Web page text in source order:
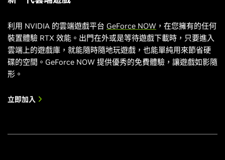
利用 NVIDIA 的雲端遊戲平台 GeForce NOW ，在您擁有的任何
裝置體驗 RTX 效能。出門在外或是等待遊戲下載時，只要進入
雲端上的遊戲庫，就能隨時隨地玩遊戲，也能單純用來節省硬
碟的空間。GeForce NOW 提供優秀的免費體驗，讓遊戲如影隨
形。
立即加入